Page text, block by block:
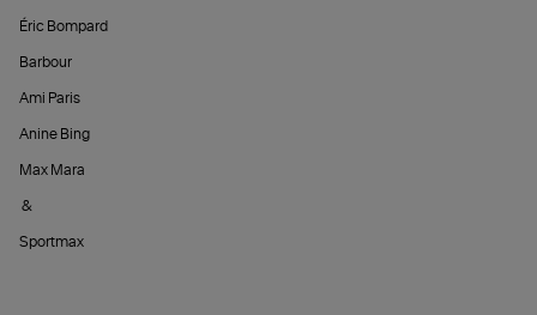
Éric Bompard
Barbour
Ami Paris
Anine Bing
Max Mara
&
Sportmax